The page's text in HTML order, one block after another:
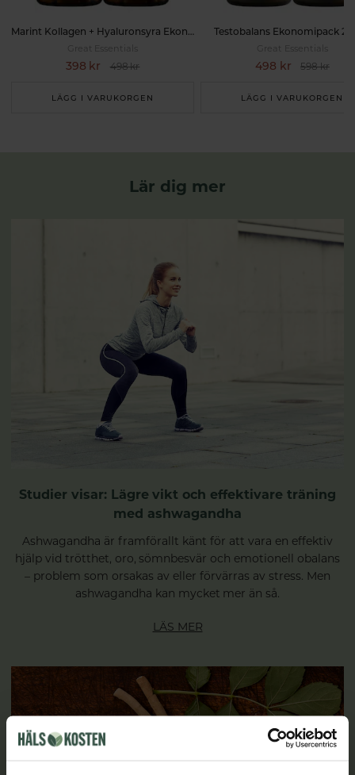
Marint Kollagen + Hyaluronsyra Ekonomipack 2x120k
Great Essentials
398 kr 498 kr
LÄGG I VARUKORGEN
Testobalans Ekonomipack
Great Essentials
498 kr 598 kr
LÄGG I VARUKORGEN
Lär dig mer
Studier visar: Lägre vikt och effektivare träning
med ashwagandha
Ashwagandha är framförallt känt för att vara en effektiv
hjälp vid trötthet, oro, sömnbesvär och emotionell obalans
– problem som orsakas av eller förvärras av stress. Men
ashwagandha kan mycket mer än så.
LÄS MER